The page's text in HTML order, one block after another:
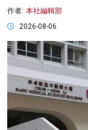
作者: 本社編輯部
2026-08-06